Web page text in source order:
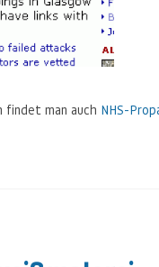
man auch NHS-